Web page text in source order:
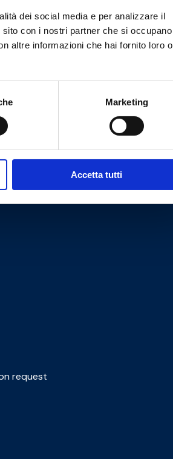
dei social media e per analizzare il
con i nostri partner che si occupano
altre informazioni che hai fornito loro o
Marketing
Accetta tutti
request